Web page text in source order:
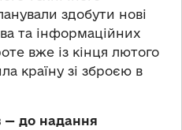
здобути нові
та інформаційних
вже із кінця лютого
країну зі зброєю в
— до надання